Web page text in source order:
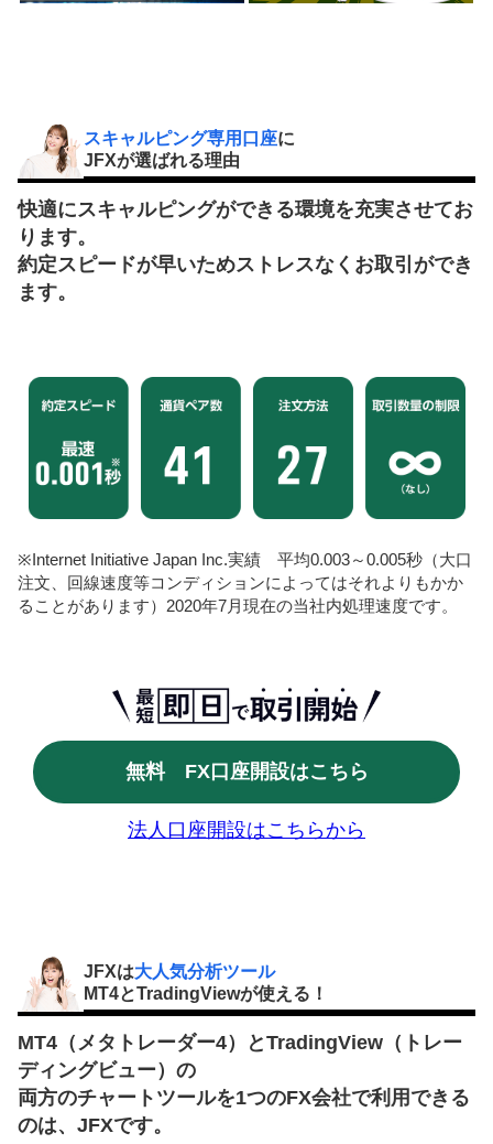
スキャルピング専用口座に
JFXが選ばれる理由
快適にスキャルピングができる環境を充実させてお
ります。
約定スピードが早いためストレスなくお取引ができ
ます。
※Internet Initiative Japan Inc.実績 平均0.003～0.005秒（大口
注文、回線速度等コンディションによってはそれよりもかか
ることがあります）2020年7月現在の当社内処理速度です。
無料 FX口座開設はこちら
法人口座開設はこちらから
JFXは大人気分析ツール
MT4とTradingViewが使える！
MT4（メタトレーダー4）とTradingView（トレー
ディングビュー）の
両方のチャートツールを1つのFX会社で利用できる
のは、JFXです。